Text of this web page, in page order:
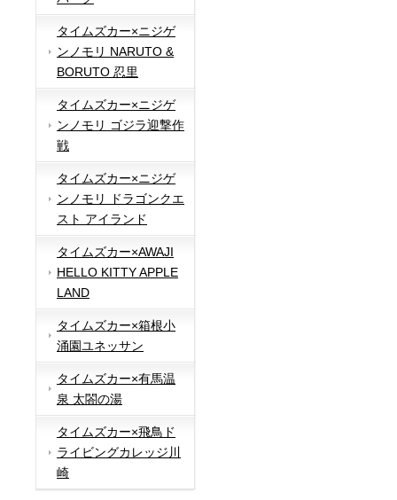
タイムズカー×ニジゲ
ンノモリ NARUTO &
BORUTO 忍里
タイムズカー×ニジゲ
ンノモリ ゴジラ迎撃作
戦
タイムズカー×ニジゲ
ンノモリ ドラゴンクエ
スト アイランド
タイムズカー×AWAJI
HELLO KITTY APPLE
LAND
タイムズカー×箱根小
涌園ユネッサン
タイムズカー×有馬温
泉 太閤の湯
タイムズカー×飛鳥ド
ライビングカレッジ川
崎